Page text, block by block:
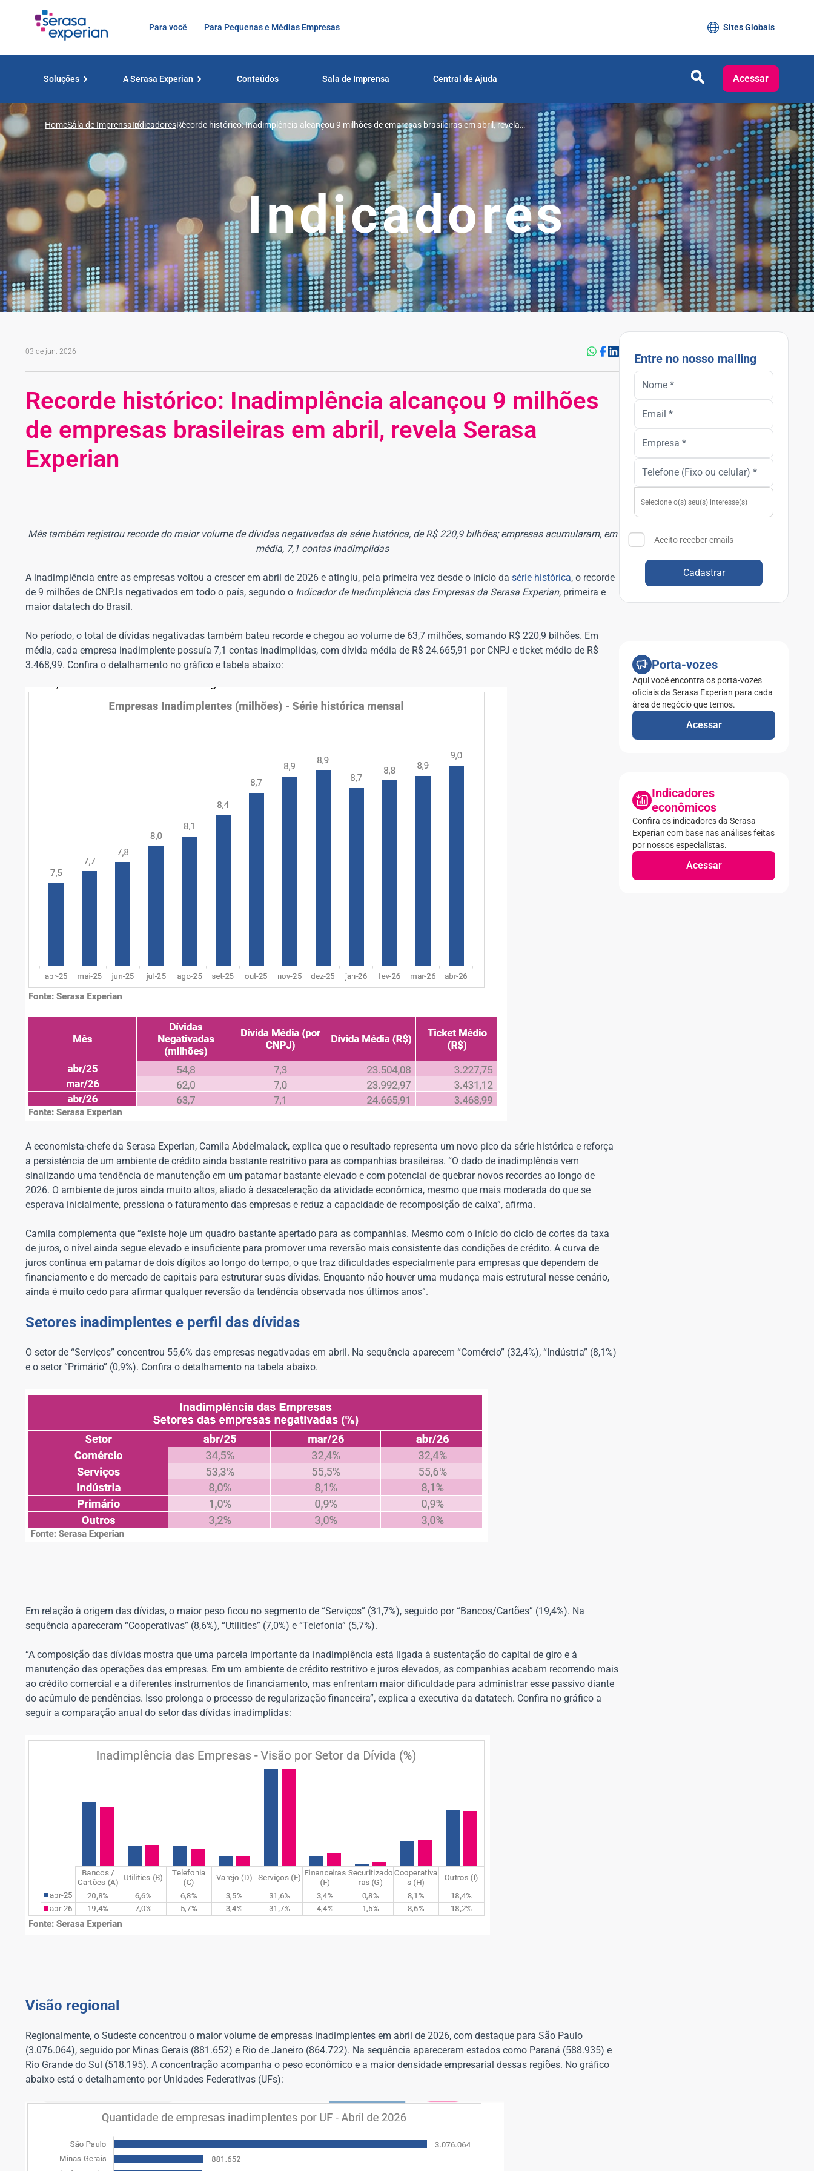
Para você Para Pequenas e Médias Empresas Sites Globais
Soluções A Serasa Experian Conteúdos Sala de Imprensa Central de Ajuda Acessar
HomeSala de ImprensaIndicadoresRecorde histórico: Inadimplência alcançou 9 milhões de empresas brasileiras em abril, revela
Serasa Experian
Indicadores
03 de jun. 2026
Recorde histórico: Inadimplência alcançou 9 milhões
de empresas brasileiras em abril, revela Serasa
Experian
Mês também registrou recorde do maior volume de dívidas negativadas da série histórica, de R$ 220,9 bilhões; empresas acumularam, em
média, 7,1 contas inadimplidas
A inadimplência entre as empresas voltou a crescer em abril de 2026 e atingiu, pela primeira vez desde o início da série histórica, o recorde
de 9 milhões de CNPJs negativados em todo o país, segundo o Indicador de Inadimplência das Empresas da Serasa Experian, primeira e
maior datatech do Brasil.
No período, o total de dívidas negativadas também bateu recorde e chegou ao volume de 63,7 milhões, somando R$ 220,9 bilhões. Em
média, cada empresa inadimplente possuía 7,1 contas inadimplidas, com dívida média de R$ 24.665,91 por CNPJ e ticket médio de R$
3.468,99. Confira o detalhamento no gráfico e tabela abaixo:
A economista-chefe da Serasa Experian, Camila Abdelmalack, explica que o resultado representa um novo pico da série histórica e reforça
a persistência de um ambiente de crédito ainda bastante restritivo para as companhias brasileiras. “O dado de inadimplência vem
sinalizando uma tendência de manutenção em um patamar bastante elevado e com potencial de quebrar novos recordes ao longo de
2026. O ambiente de juros ainda muito altos, aliado à desaceleração da atividade econômica, mesmo que mais moderada do que se
esperava inicialmente, pressiona o faturamento das empresas e reduz a capacidade de recomposição de caixa”, afirma.
Camila complementa que “existe hoje um quadro bastante apertado para as companhias. Mesmo com o início do ciclo de cortes da taxa
de juros, o nível ainda segue elevado e insuficiente para promover uma reversão mais consistente das condições de crédito. A curva de
juros continua em patamar de dois dígitos ao longo do tempo, o que traz dificuldades especialmente para empresas que dependem de
financiamento e do mercado de capitais para estruturar suas dívidas. Enquanto não houver uma mudança mais estrutural nesse cenário,
ainda é muito cedo para afirmar qualquer reversão da tendência observada nos últimos anos”.
Setores inadimplentes e perfil das dívidas
O setor de “Serviços” concentrou 55,6% das empresas negativadas em abril. Na sequência aparecem “Comércio” (32,4%), “Indústria” (8,1%)
e o setor “Primário” (0,9%). Confira o detalhamento na tabela abaixo.
Em relação à origem das dívidas, o maior peso ficou no segmento de “Serviços” (31,7%), seguido por “Bancos/Cartões” (19,4%). Na
sequência apareceram “Cooperativas” (8,6%), “Utilities” (7,0%) e “Telefonia” (5,7%).
“A composição das dívidas mostra que uma parcela importante da inadimplência está ligada à sustentação do capital de giro e à
manutenção das operações das empresas. Em um ambiente de crédito restritivo e juros elevados, as companhias acabam recorrendo mais
ao crédito comercial e a diferentes instrumentos de financiamento, mas enfrentam maior dificuldade para administrar esse passivo diante
do acúmulo de pendências. Isso prolonga o processo de regularização financeira”, explica a executiva da datatech. Confira no gráfico a
seguir a comparação anual do setor das dívidas inadimplidas:
Visão regional
Regionalmente, o Sudeste concentrou o maior volume de empresas inadimplentes em abril de 2026, com destaque para São Paulo
(3.076.064), seguido por Minas Gerais (881.652) e Rio de Janeiro (864.722). Na sequência apareceram estados como Paraná (588.935) e
Rio Grande do Sul (518.195). A concentração acompanha o peso econômico e a maior densidade empresarial dessas regiões. No gráfico
abaixo está o detalhamento por Unidades Federativas (UFs):
Entre no nosso mailing
Aceito receber emails
Cadastrar
Porta-vozes
Aqui você encontra os porta-vozes
oficiais da Serasa Experian para cada
área de negócio que temos.
Acessar
Indicadores
econômicos
Confira os indicadores da Serasa
Experian com base nas análises feitas
por nossos especialistas.
Acessar